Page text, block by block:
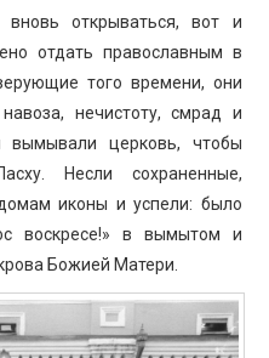
открываться, вот и
отдать православным в
того времени, они
нечистоту, смрад и
церковь, чтобы
Несли сохраненные,
иконы и успели: было
воскресе!» в вымытом и
Божией Матери.